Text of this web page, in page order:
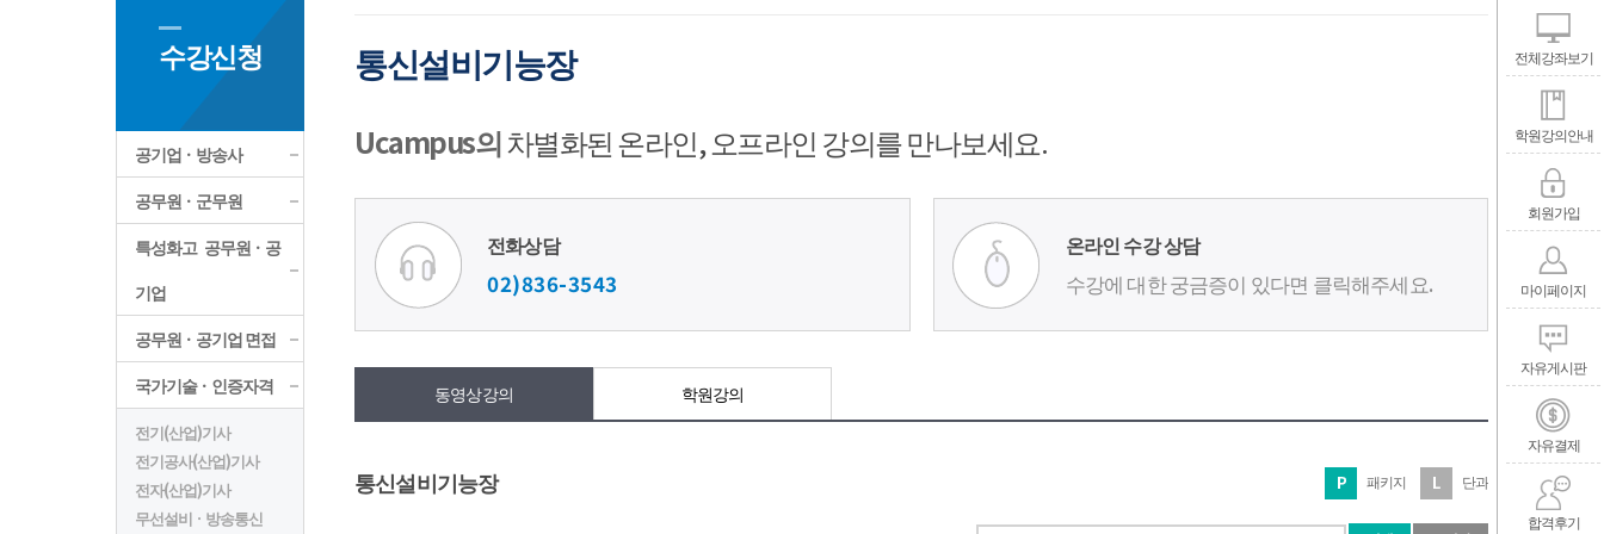
전체강좌보기
학원강의안내
회원가입
마이페이지
자유게시판
자유결제
합격후기
수강신청
공기업ㆍ방송사
공무원ㆍ군무원
특성화고 공무원ㆍ공
기업
공무원ㆍ공기업 면접
국가기술ㆍ인증자격
전기(산업)기사
전기공사(산업)기사
전자(산업)기사
무선설비ㆍ방송통신
통신설비기능장
Ucampus의차별화된 온라인, 오프라인 강의를 만나보세요.
전화상담
02)836-3543
온라인 수강 상담
수강에 대한 궁금증이 있다면 클릭해주세요.
동영상강의 학원강의
통신설비기능장 패키지 단과